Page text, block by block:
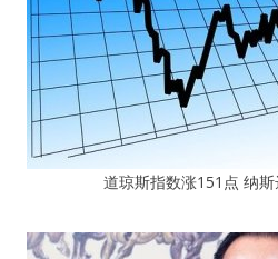
道琼斯指数涨151点 纳